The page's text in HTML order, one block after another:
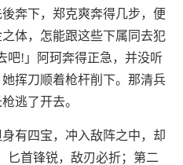
奔下，郑克爽奔得几步，便
体，怎能跟这些下属同去犯
吧!」阿珂奔得正急，并没听
挥刀顺着枪杆削下。那清兵
逃了开去。
有四宝，冲入敌阵之中，却
匕首锋锐，敌刃必折；第二